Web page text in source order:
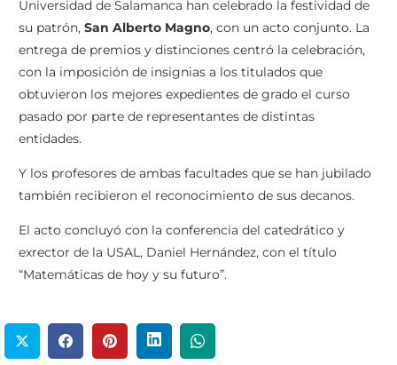
Universidad de Salamanca han celebrado la festividad de
su patrón, San Alberto Magno, con un acto conjunto. La
entrega de premios y distinciones centró la celebración,
con la imposición de insignias a los titulados que
obtuvieron los mejores expedientes de grado el curso
pasado por parte de representantes de distintas
entidades.
Y los profesores de ambas facultades que se han jubilado
también recibieron el reconocimiento de sus decanos.
El acto concluyó con la conferencia del catedrático y
exrector de la USAL, Daniel Hernández, con el título
“Matemáticas de hoy y su futuro”.